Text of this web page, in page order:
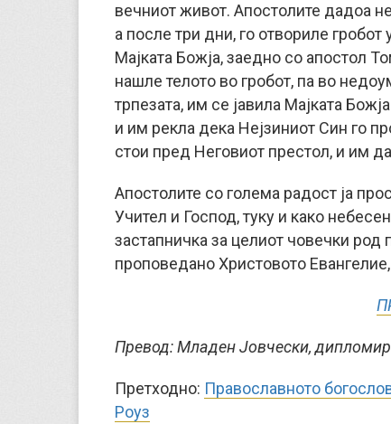
вечниот живот. Апостолите дадоа
а после три дни, го отвориле
Мајката Божја, заедно со апостол
нашле телото во гробот, па во
трпезата, им се јавила Мајката
и им рекла дека Нејзиниот Син го
стои пред Неговиот престол, и им
Апостолите со голема радост ја
Учител и Господ, туку и како
застапничка за целиот човечки
проповедано Христовото
Превод: Младен Јовчески,
Претходно: Православното
Роуз